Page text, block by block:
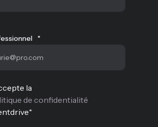
*
la
de confidentialité
*